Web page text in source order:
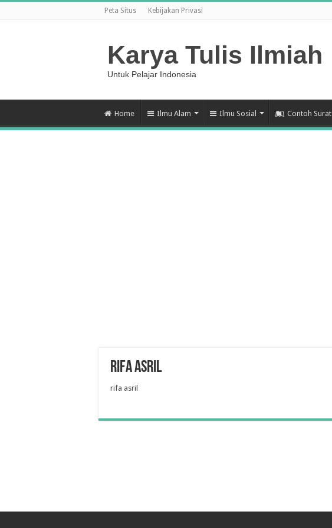
Peta Situs Kebijakan Privasi
Karya Tulis Ilmiah
Untuk Pelajar Indonesia
Home Ilmu Alam Ilmu Sosial Contoh Surat
rifa asril
rifa asril